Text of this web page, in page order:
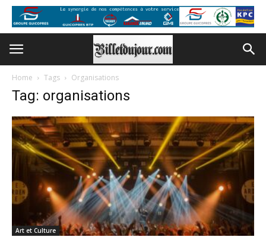
Home Tags Organisations
Tag: organisations
Art et Culture